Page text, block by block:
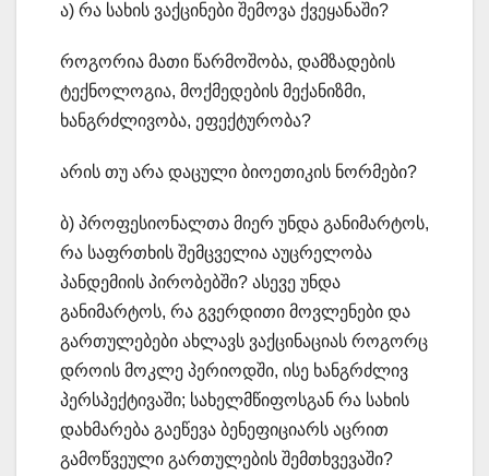
ა) რა სახის ვაქცინები შემოვა ქვეყანაში?
როგორია მათი წარმოშობა, დამზადების
ტექნოლოგია, მოქმედების მექანიზმი,
ხანგრძლივობა, ეფექტურობა?
არის თუ არა დაცული ბიოეთიკის ნორმები?
ბ) პროფესიონალთა მიერ უნდა განიმარტოს,
რა საფრთხის შემცველია აუცრელობა
პანდემიის პირობებში? ასევე უნდა
განიმარტოს, რა გვერდითი მოვლენები და
გართულებები ახლავს ვაქცინაციას როგორც
დროის მოკლე პერიოდში, ისე ხანგრძლივ
პერსპექტივაში; სახელმწიფოსგან რა სახის
დახმარება გაეწევა ბენეფიციარს აცრით
გამოწვეული გართულების შემთხვევაში?